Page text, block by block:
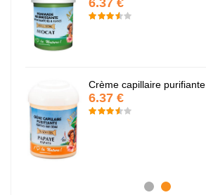
Crème capillaire purifiante
6.37 €